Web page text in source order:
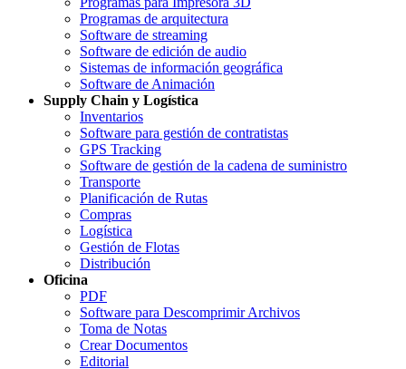
Programas de arquitectura
Software de streaming
Software de edición de audio
Sistemas de información geográfica
Software de Animación
Supply Chain y Logística
Inventarios
Software para gestión de contratistas
GPS Tracking
Software de gestión de la cadena de suministro
Transporte
Planificación de Rutas
Compras
Logística
Gestión de Flotas
Distribución
Oficina
PDF
Software para Descomprimir Archivos
Toma de Notas
Crear Documentos
Editorial